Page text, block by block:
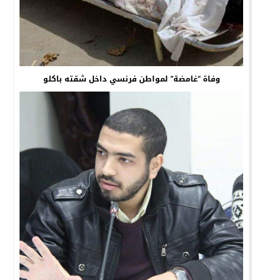
وفاة “غامضة” لمواطن فرنسي داخل شقته باكلو